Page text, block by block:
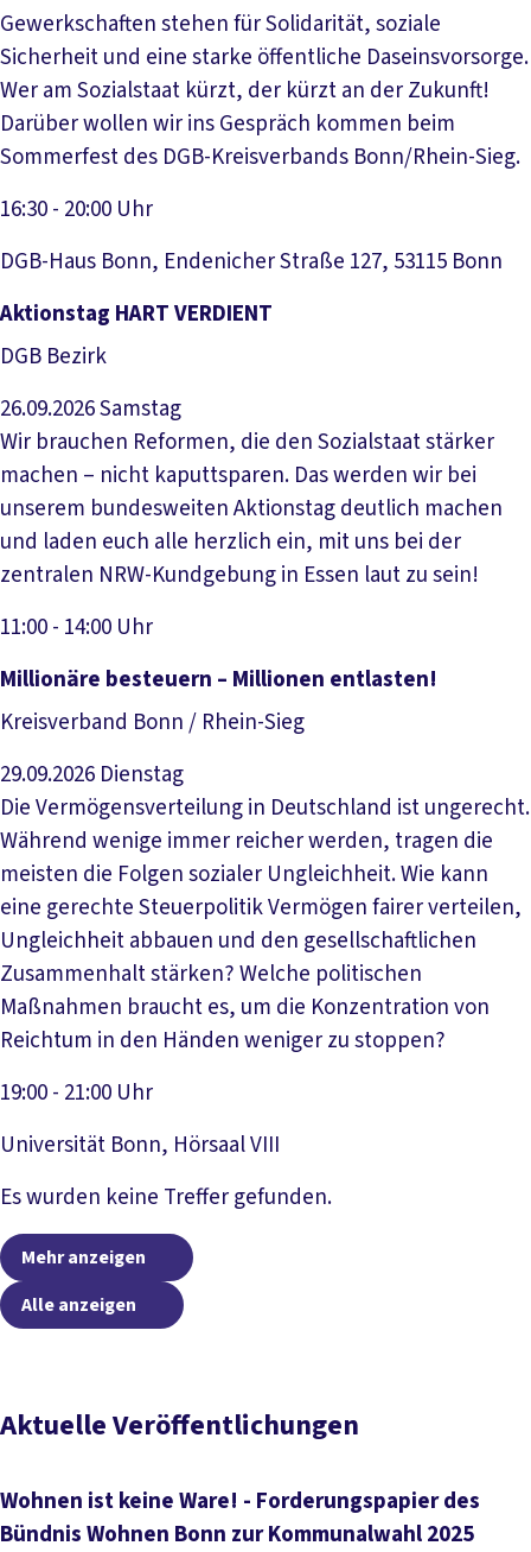
Gewerkschaften stehen für Solidarität, soziale
Sicherheit und eine starke öffentliche Daseinsvorsorge.
Wer am Sozialstaat kürzt, der kürzt an der Zukunft!
Darüber wollen wir ins Gespräch kommen beim
Sommerfest des DGB-Kreisverbands Bonn/Rhein-Sieg.
16:30 - 20:00 Uhr
DGB-Haus Bonn, Endenicher Straße 127, 53115 Bonn
Veranstaltung anzeigen
Aktionstag HART VERDIENT
DGB Bezirk
26.09.2026Samstag
Wir brauchen Reformen, die den Sozialstaat stärker
machen – nicht kaputtsparen. Das werden wir bei
unserem bundesweiten Aktionstag deutlich machen
und laden euch alle herzlich ein, mit uns bei der
zentralen NRW-Kundgebung in Essen laut zu sein!
11:00 - 14:00 Uhr
Veranstaltung anzeigen
Millionäre besteuern – Millionen entlasten!
Kreisverband Bonn / Rhein-Sieg
29.09.2026 Dienstag
Die Vermögensverteilung in Deutschland ist ungerecht.
Während wenige immer reicher werden, tragen die
meisten die Folgen sozialer Ungleichheit. Wie kann
eine gerechte Steuerpolitik Vermögen fairer verteilen,
Ungleichheit abbauen und den gesellschaftlichen
Zusammenhalt stärken? Welche politischen
Maßnahmen braucht es, um die Konzentration von
Reichtum in den Händen weniger zu stoppen?
19:00 - 21:00 Uhr
Universität Bonn, Hörsaal VIII
Veranstaltung anzeigen
Es wurden keine Treffer gefunden.
Mehr anzeigen
Alle anzeigen
Aktuelle Veröffentlichungen
Wohnen ist keine Ware! - Forderungspapier des
Bündnis Wohnen Bonn zur Kommunalwahl 2025